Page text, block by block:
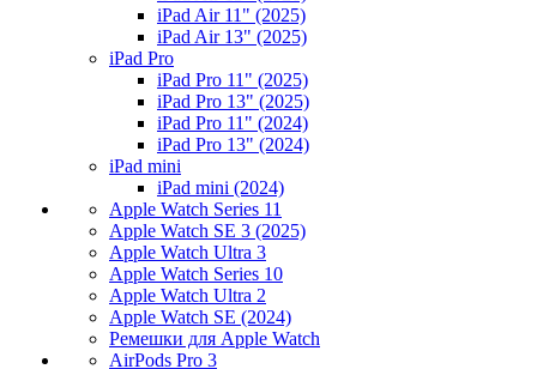
iPad Air 11" (2025)
iPad Air 13" (2025)
iPad Pro
iPad Pro 11" (2025)
iPad Pro 13" (2025)
iPad Pro 11" (2024)
iPad Pro 13" (2024)
iPad mini
iPad mini (2024)
Apple Watch Series 11
Apple Watch SE 3 (2025)
Apple Watch Ultra 3
Apple Watch Series 10
Apple Watch Ultra 2
Apple Watch SE (2024)
Ремешки для Apple Watch
AirPods Pro 3